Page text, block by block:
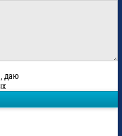
даю